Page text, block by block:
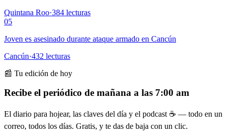
Quintana Roo·384 lecturas
05
Joven es asesinado durante ataque armado en Cancún
Cancún·432 lecturas
📰 Tu edición de hoy
Recibe el periódico de mañana a las 7:00 am
El diario para hojear, las claves del día y el podcast ☕ — todo en un
correo, todos los días. Gratis, y te das de baja con un clic.